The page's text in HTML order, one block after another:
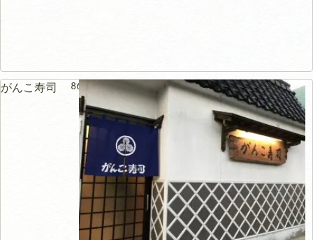
がんこ寿司 86m